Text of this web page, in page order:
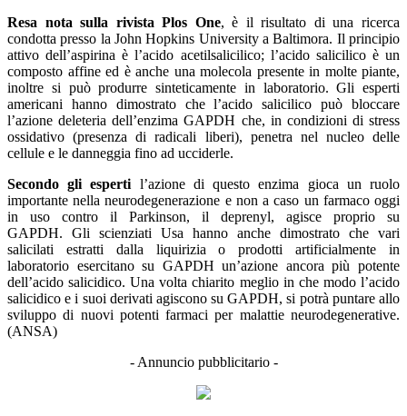
Resa nota sulla rivista Plos One, è il risultato di una ricerca
condotta presso la John Hopkins University a Baltimora. Il principio
attivo dell’aspirina è l’acido acetilsalicilico; l’acido salicilico è un
composto affine ed è anche una molecola presente in molte piante,
inoltre si può produrre sinteticamente in laboratorio. Gli esperti
americani hanno dimostrato che l’acido salicilico può bloccare
l’azione deleteria dell’enzima GAPDH che, in condizioni di stress
ossidativo (presenza di radicali liberi), penetra nel nucleo delle
cellule e le danneggia fino ad ucciderle.
Secondo gli esperti l’azione di questo enzima gioca un ruolo
importante nella neurodegenerazione e non a caso un farmaco oggi
in uso contro il Parkinson, il deprenyl, agisce proprio su
GAPDH. Gli scienziati Usa hanno anche dimostrato che vari
salicilati estratti dalla liquirizia o prodotti artificialmente in
laboratorio esercitano su GAPDH un’azione ancora più potente
dell’acido salicidico. Una volta chiarito meglio in che modo l’acido
salicidico e i suoi derivati agiscono su GAPDH, si potrà puntare allo
sviluppo di nuovi potenti farmaci per malattie neurodegenerative.
(ANSA)
- Annuncio pubblicitario -